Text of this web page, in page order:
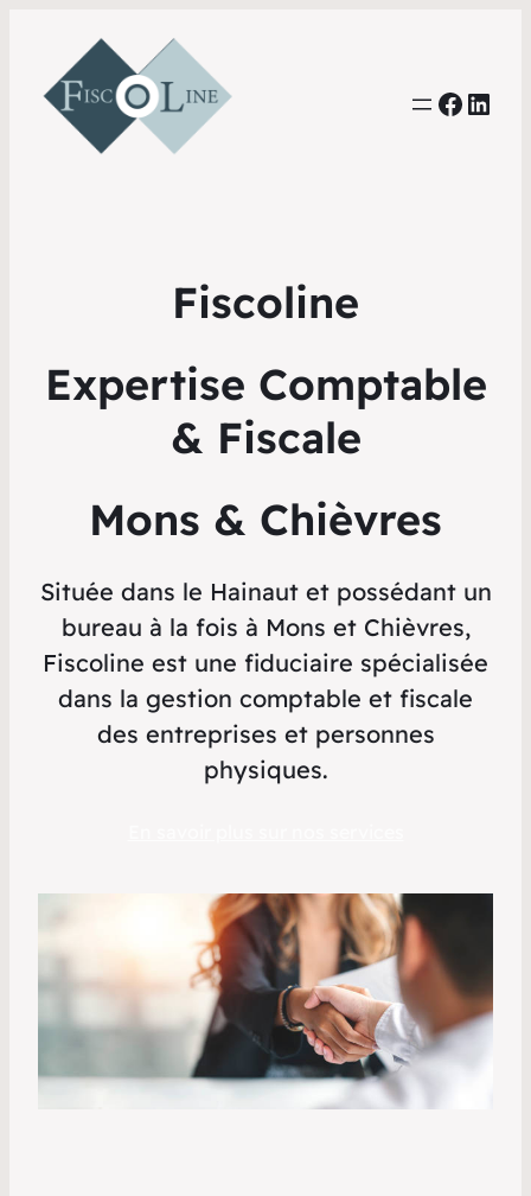
Fiscoline
Expertise Comptable
& Fiscale
Mons & Chièvres
Située dans le Hainaut et possédant un
bureau à la fois à Mons et Chièvres,
Fiscoline est une fiduciaire spécialisée
dans la gestion comptable et fiscale
des entreprises et personnes
physiques.